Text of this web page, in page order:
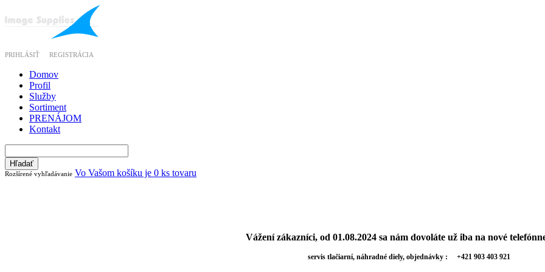
PRIHLÁSIŤ REGISTRÁCIA
Domov
Profil
Služby
Sortiment
PRENÁJOM
Kontakt
Rozšírené vyhľadávanie Vo Vašom košíku je 0 ks tovaru
Vážení zákazníci, od 01.08.2024 sa nám dovoláte už iba na nové
servis tlačiarní, náhradné diely, objednávky : +421 903 403 921